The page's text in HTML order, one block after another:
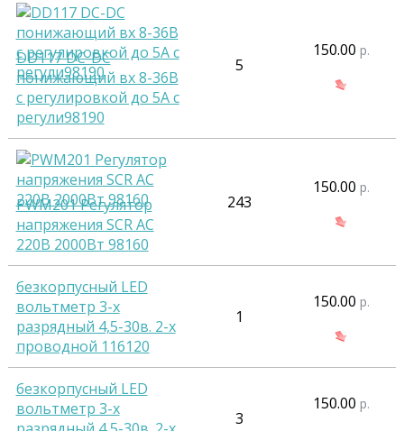
DD117 DC-DC
понижающий вх 8-36В
с регулировкой до 5А с
регули98190
5
150.00 р.
PWM201 Регулятор
напряжения SCR AC
220B 2000Вт 98160
243
150.00 р.
безкорпусный LED
вольтметр 3-х
разрядный 4,5-30в. 2-х
проводной 116120
1
150.00 р.
безкорпусный LED
вольтметр 3-х
3
150.00 р.